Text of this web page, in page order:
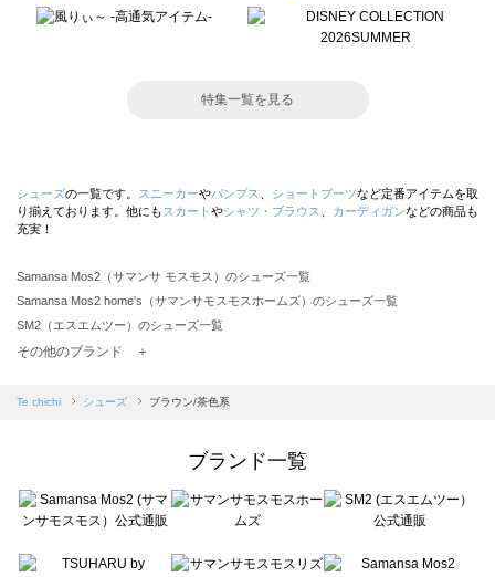
特集一覧を見る
シューズの一覧です。 スニーカーやパンプス ショートブーツなど定番アイテムを取
り揃えております。他にも スカート やシャツ・ブラウス カーディガンなどの商品も
充実！
Samansa Mos2（サマンサ モスモス）のシューズ一覧
Samansa Mos2 home's（サマンサモスモスホームズ）のシューズ一覧
SM2（エスエムツー）のシューズ一覧
TSUHARU by Samansa Mos2（ツハルバイサマンサモスモス）のシューズ一覧
Samansa Mos2 blue（サマンサモスモス ブルー）のシューズ一覧
sō4ū（ソウフォーユー）のシューズ一覧
Te chichi（テチチ）のシューズ一覧
Te chichi CLASSIC（テチチ クラシック）のシューズ一覧
Lugnoncure（ルノンキュール）のシューズ一覧
その他のブランド ＋
Te chichi シューズ ブラウン/茶色系
ブランド一覧